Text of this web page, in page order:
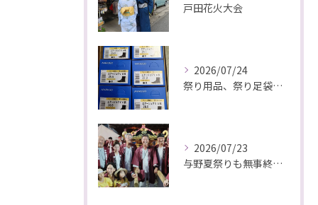
戸田花火大会
2026/07/24
祭り用品、祭り足袋特価販売中
2026/07/23
与野夏祭りも無事終わりました#さいたま市#下町祭事委員長#祭...